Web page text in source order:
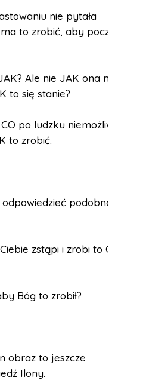
nie pytała
to zrobić, aby począć i
Ale nie JAK ona ma
to się stanie?
po ludzku niemożliwe
to zrobić.
podobne
zstąpi i zrobi to CO
Bóg to zrobił?
obraz to jeszcze
Ilony.